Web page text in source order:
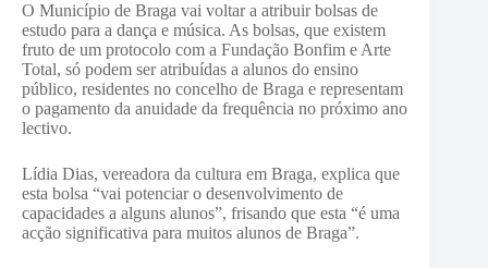
O Município de Braga vai voltar a atribuir bolsas de
estudo para a dança e música. As bolsas, que existem
fruto de um protocolo com a Fundação Bonfim e Arte
Total, só podem ser atribuídas a alunos do ensino
público, residentes no concelho de Braga e representam
o pagamento da anuidade da frequência no próximo ano
lectivo.
Lídia Dias, vereadora da cultura em Braga, explica que
esta bolsa “vai potenciar o desenvolvimento de
capacidades a alguns alunos”, frisando que esta “é uma
acção significativa para muitos alunos de Braga”.